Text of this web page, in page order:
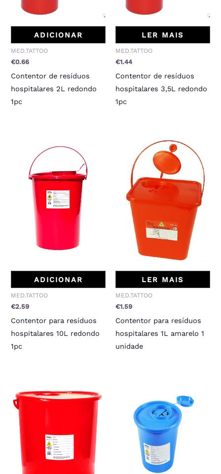
ADICIONAR
MED.TATTOO
€0.66
Contentor de resíduos
hospitalares 2L redondo
1pc
LER MAIS
MED.TATTOO
€1.44
Contentor de resíduos
hospitalares 3,5L redondo
1pc
ADICIONAR
MED.TATTOO
€2.59
Contentor para resíduos
hospitalares 10L redondo
1pc
LER MAIS
MED.TATTOO
€1.59
Contentor para resíduos
hospitalares 1L amarelo 1
unidade